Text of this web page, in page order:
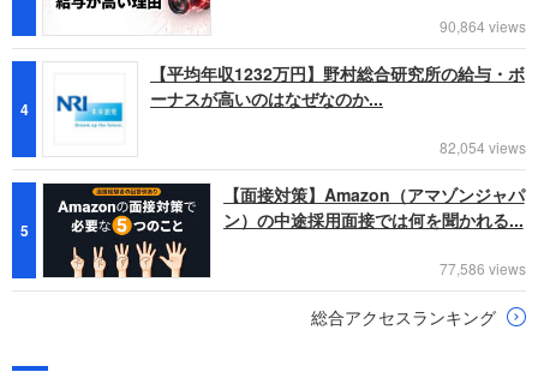
90,864 views
4
【平均年収1232万円】野村総合研究所の給与・ボ
ーナスが高いのはなぜなのか...
82,054 views
5
【面接対策】Amazon（アマゾンジャパ
ン）の中途採用面接では何を聞かれる...
77,586 views
総合アクセスランキング